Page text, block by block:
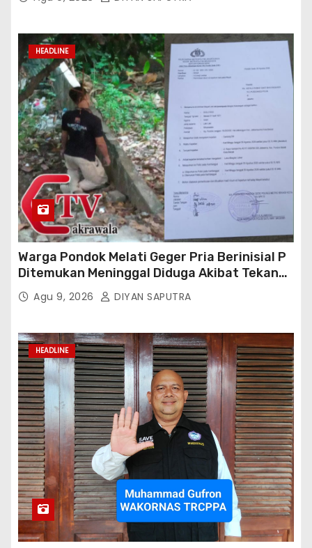
HEADLINE
Warga Pondok Melati Geger Pria Berinisial P
Ditemukan Meninggal Diduga Akibat Tekanan
Hutang
Agu 9, 2026 DIYAN SAPUTRA
HEADLINE